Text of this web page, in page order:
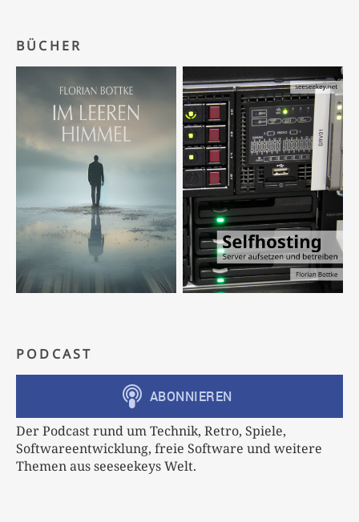
BÜCHER
PODCAST
Der Podcast rund um Technik, Retro, Spiele,
Softwareentwicklung, freie Software und weitere
Themen aus seeseekeys Welt.